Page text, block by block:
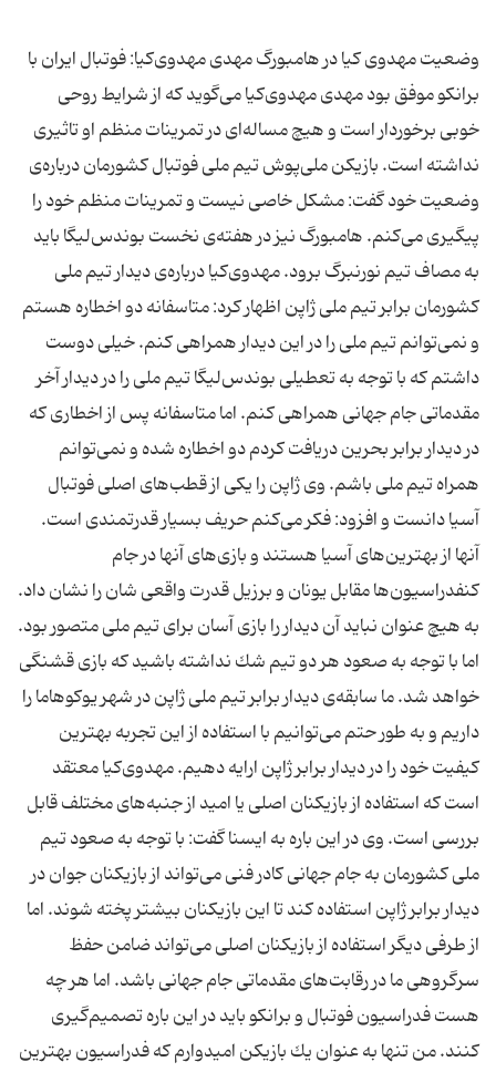
وضعیت مهدوی کیا در هامبورگ مهدی مهدوی‌كیا: فوتبال ایران با
برانكو موفق بود مهدی مهدوی‌كیا می‌گوید كه از شرایط روحی
خوبی برخوردار است و هیچ مساله‌ای در تمرینات منظم او تاثیری
نداشته است. بازیكن ملی‌پوش تیم ملی فوتبال كشورمان درباره‌ی
وضعیت خود گفت: مشكل خاصی نیست و تمرینات منظم خود را
پیگیری می‌كنم. هامبورگ نیز در هفته‌ی نخست بوندس‌لیگا باید
به مصاف تیم نورنبرگ برود. مهدوی‌كیا درباره‌ی دیدار تیم ملی
كشورمان برابر تیم ملی ژاپن اظهار كرد: متاسفانه دو اخطاره هستم
و نمی‌توانم تیم ملی را در این دیدار همراهی كنم. خیلی دوست
داشتم كه با توجه به تعطیلی بوندس‌لیگا تیم ملی را در دیدار آخر
مقدماتی جام جهانی همراهی كنم. اما متاسفانه پس از اخطاری كه
در دیدار برابر بحرین دریافت كردم دو اخطاره شده و نمی‌توانم
همراه تیم ملی باشم. وی ژاپن را یكی از قطب‌های اصلی فوتبال
آسیا دانست و افزود: فكر می‌كنم حریف بسیار قدرتمندی است.
آنها از بهترین‌های آسیا هستند و بازی‌های آنها در جام
كنفدراسیون‌ها مقابل یونان و برزیل قدرت واقعی شان را نشان داد.
به هیچ عنوان نباید آن دیدار را بازی آسان برای تیم ملی متصور بود.
اما با توجه به صعود هر دو تیم شك نداشته باشید كه بازی قشنگی
خواهد شد. ما سابقه‌ی دیدار برابر تیم ملی ژاپن در شهر یوكوهاما را
داریم و به طور حتم می‌توانیم با استفاده از این تجربه بهترین
كیفیت خود را در دیدار برابر ژاپن ارایه دهیم. مهدوی‌كیا معتقد
است كه استفاده از بازیكنان اصلی یا امید از جنبه‌های مختلف قابل
بررسی است. وی در این باره به ایسنا گفت:‌ با توجه به صعود تیم
ملی كشورمان به جام جهانی كادر فنی می‌تواند از بازیكنان جوان در
دیدار برابر ژاپن استفاده كند تا این بازیكنان بیشتر پخته شوند. اما
از طرفی دیگر استفاده از بازیكنان اصلی می‌تواند ضامن حفظ
سرگروهی ما در رقابت‌های مقدماتی جام جهانی باشد. اما هر چه
هست فدراسیون فوتبال و برانكو باید در این باره تصمیم‌گیری
كنند. من تنها به عنوان یك بازیكن امیدوارم كه فدراسیون بهترین